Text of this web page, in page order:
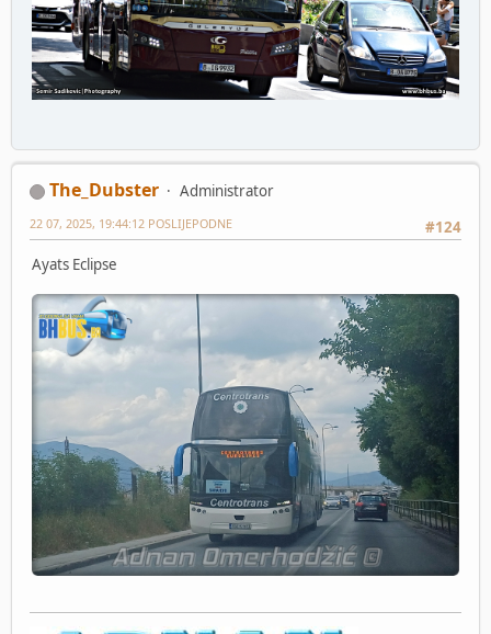
The_Dubster
Administrator
#124
22 07, 2025, 19:44:12 POSLIJEPODNE
Ayats Eclipse